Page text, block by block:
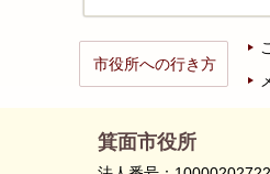
市役所への行き方
箕面市役所